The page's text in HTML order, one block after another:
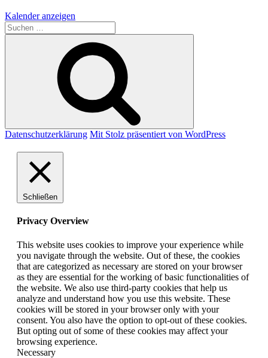
Kalender anzeigen
Suche
nach:
Datenschutzerklärung Mit Stolz präsentiert von WordPress
Schließen
Privacy Overview
This website uses cookies to improve your experience while
you navigate through the website. Out of these, the cookies
that are categorized as necessary are stored on your browser
as they are essential for the working of basic functionalities of
the website. We also use third-party cookies that help us
analyze and understand how you use this website. These
cookies will be stored in your browser only with your
consent. You also have the option to opt-out of these cookies.
But opting out of some of these cookies may affect your
browsing experience.
Necessary